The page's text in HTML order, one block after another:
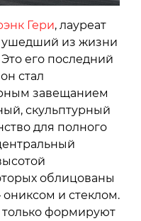
Гери, лауреат
ушедший из жизни
его последний
стал
завещанием
скульптурный
для полного
облицованы
ониксом и стеклом.
только формируют